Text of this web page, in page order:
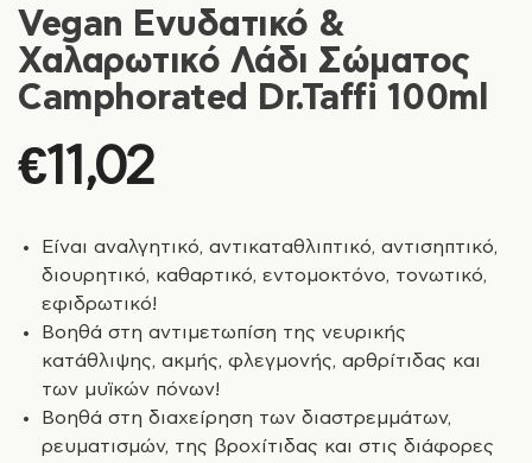
Vegan Ενυδατικό &
Χαλαρωτικό Λάδι Σώματος
Camphorated Dr.Taffi 100ml
€11,02
Είναι αναλγητικό, αντικαταθλιπτικό, αντισηπτικό,
διουρητικό, καθαρτικό, εντομοκτόνο, τονωτικό,
εφιδρωτικό!
Βοηθά στη αντιμετωπίση της νευρικής
κατάθλιψης, ακμής, φλεγμονής, αρθρίτιδας και
των μυϊκών πόνων!
Βοηθά στη διαχείρηση των διαστρεμμάτων,
ρευματισμών, της βροχίτιδας και στις διάφορες